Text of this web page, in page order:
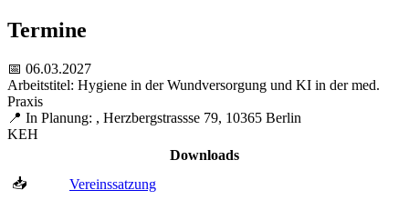
Termine
📅 06.03.2027
Arbeitstitel: Hygiene in der Wundversorgung und KI in der med.
Praxis
📍 In Planung: , Herzbergstrassse 79, 10365 Berlin
KEH
Downloads
📥
Vereinssatzung